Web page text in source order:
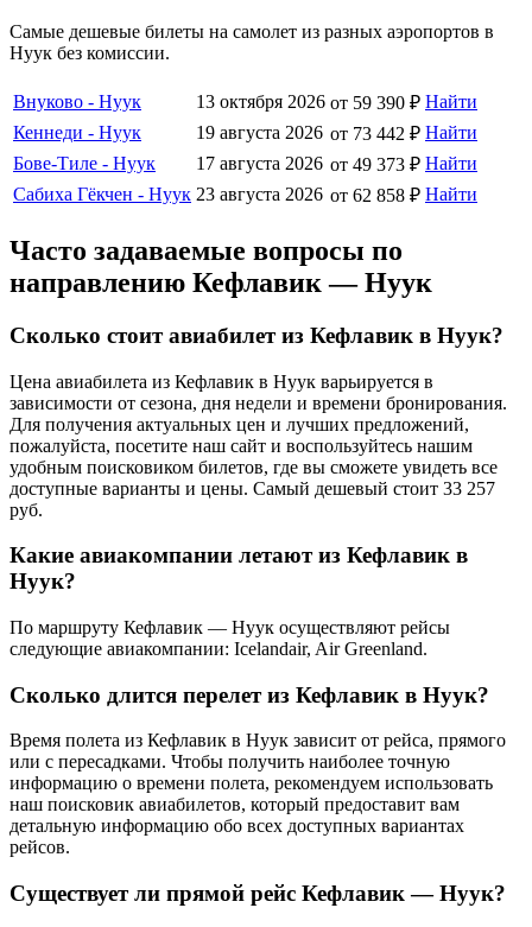
Самые дешевые билеты на самолет из разных аэропортов в
Нуук без комиссии.
Внуково - Нуук 13 октября 2026 от 59 390 ₽ Найти
Кеннеди - Нуук
19 августа 2026 от 73 442 ₽ Найти
Бове-Тиле - Нуук
17 августа 2026 от 49 373 ₽ Найти
Сабиха Гёкчен - Нуук 23 августа 2026 от 62 858 ₽ Найти
Часто задаваемые вопросы по
направлению Кефлавик — Нуук
Сколько стоит авиабилет из Кефлавик в Нуук?
Цена авиабилета из Кефлавик в Нуук варьируется в
зависимости от сезона, дня недели и времени бронирования.
Для получения актуальных цен и лучших предложений,
пожалуйста, посетите наш сайт и воспользуйтесь нашим
удобным поисковиком билетов, где вы сможете увидеть все
доступные варианты и цены. Самый дешевый стоит 33 257
руб.
Какие авиакомпании летают из Кефлавик в
Нуук?
По маршруту Кефлавик — Нуук осуществляют рейсы
следующие авиакомпании: Icelandair, Air Greenland.
Сколько длится перелет из Кефлавик в Нуук?
Время полета из Кефлавик в Нуук зависит от рейса, прямого
или с пересадками. Чтобы получить наиболее точную
информацию о времени полета, рекомендуем использовать
наш поисковик авиабилетов, который предоставит вам
детальную информацию обо всех доступных вариантах
рейсов.
Существует ли прямой рейс Кефлавик — Нуук?